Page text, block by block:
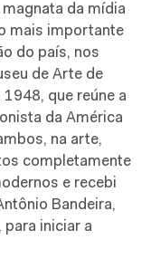
da mídia
mais importante
do país, nos
de Arte de
que reúne a
da América
na arte,
completamente
e recebi
Bandeira,
para iniciar a